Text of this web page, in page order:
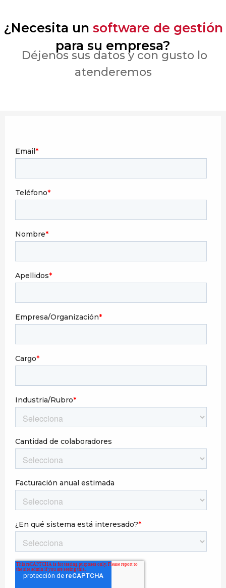
¿Necesita un software de gestión
para su empresa?
Déjenos sus datos y con gusto lo
atenderemos